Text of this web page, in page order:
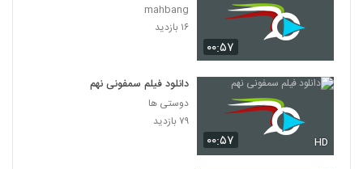
۰۰:۵۷
mahbang
۱۶ بازدید
۰۰:۵۷ HD
دانلود فیلم سمفونی نهم
دوستی ها
۷۹ بازدید